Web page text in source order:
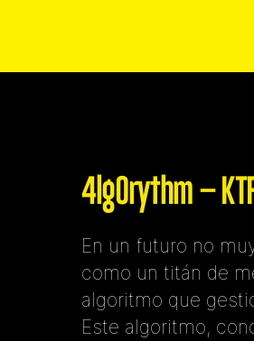
4lg0rythm –
En un futuro no
como un titán de
algoritmo que
Este algoritmo,